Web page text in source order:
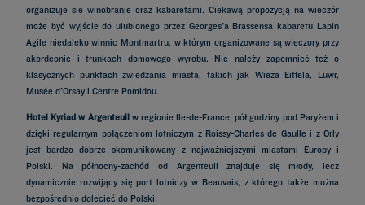
organizuje się winobranie oraz kabaretami. Ciekawą propozycją na wieczór
może być wyjście do ulubionego przez Georges'a Brassensa kabaretu Lapin
Agile niedaleko winnic Montmartru, w którym organizowane są wieczory przy
akordeonie i trunkach domowego wyrobu. Nie należy zapomnieć też o
klasycznych punktach zwiedzania miasta, takich jak Wieża Eiffela, Luwr,
Musée d'Orsay i Centre Pomidou.
Hotel Kyriad w Argenteuilw regionie Ile-de-France, pół godziny pod Paryżem i
dzięki regularnym połączeniom lotniczym z Roissy-Charles de Gaulle i z Orly
jest bardzo dobrze skomunikowany z najważniejszymi miastami Europy i
Polski. Na północny-zachód od Argenteuil znajduje się młody, lecz
dynamicznie rozwijący się port lotniczy w Beauvais, z którego także można
bezpośrednio dolecieć do Polski.